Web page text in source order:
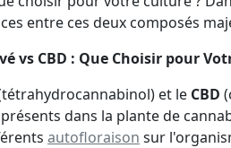
entre ces deux composés
vs CBD : Que Choisir pour
et le CBD
dans la plante de
autofloraison sur